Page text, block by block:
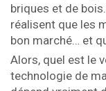
briques et de
réalisent que les
bon marché… et
Alors, quel est le
technologie de